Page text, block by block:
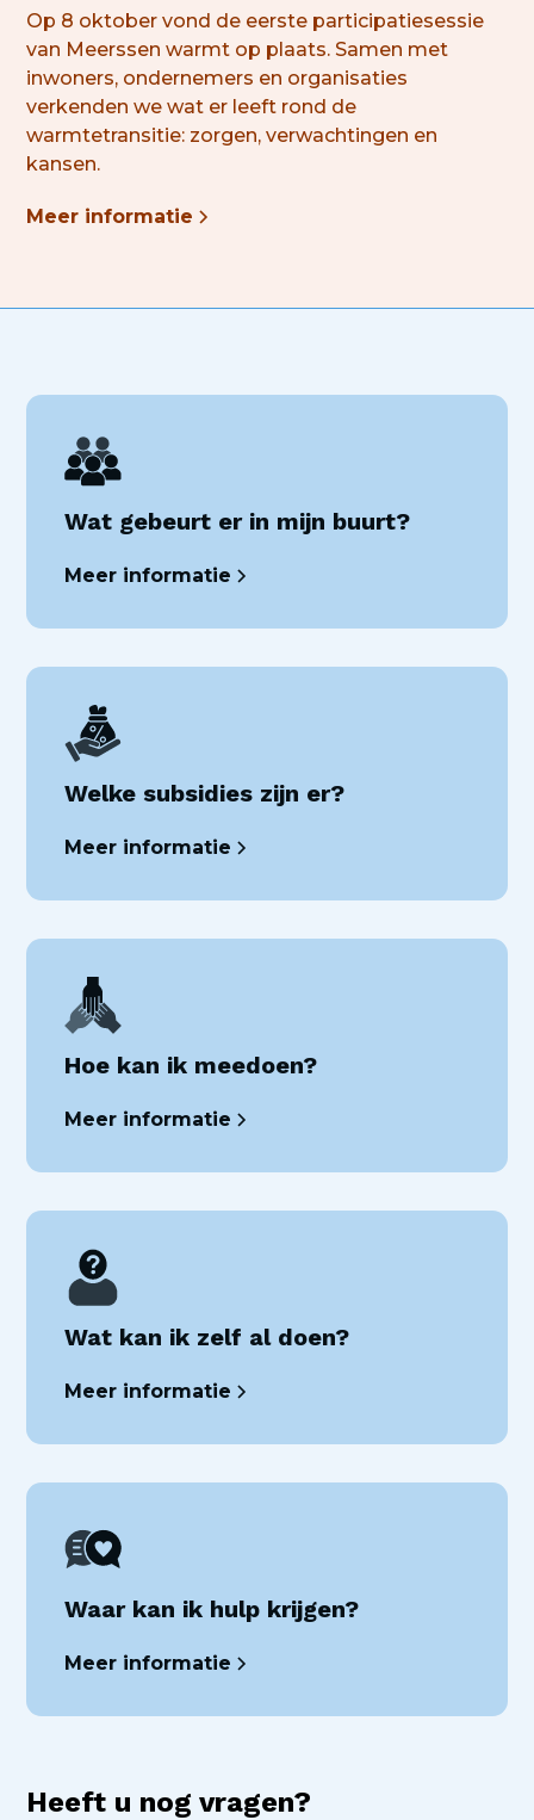
Op 8 oktober vond de eerste participatiesessie
van Meerssen warmt op plaats. Samen met
inwoners, ondernemers en organisaties
verkenden we wat er leeft rond de
warmtetransitie: zorgen, verwachtingen en
kansen.
Meer informatie
Wat gebeurt er in mijn buurt?
Meer informatie
Welke subsidies zijn er?
Meer informatie
Hoe kan ik meedoen?
Meer informatie
Wat kan ik zelf al doen?
Meer informatie
Waar kan ik hulp krijgen?
Meer informatie
Heeft u nog vragen?